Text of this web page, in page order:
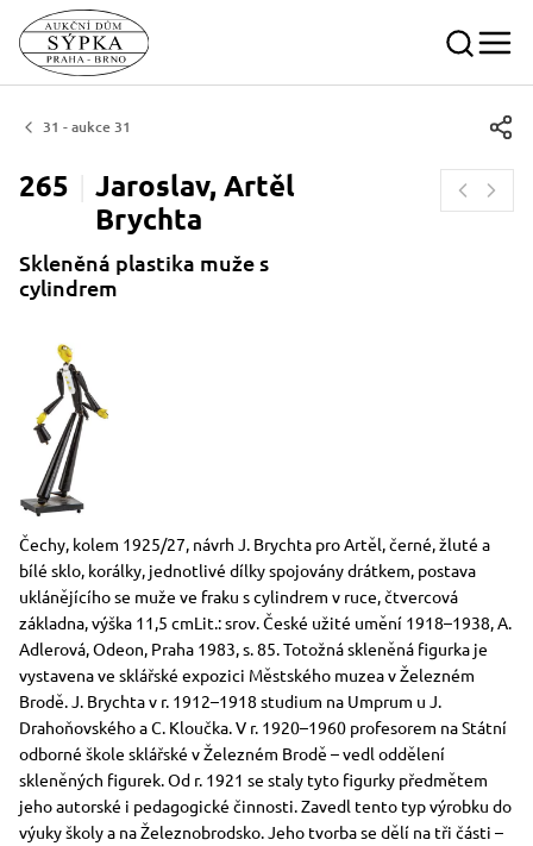
31 - aukce 31
265
Jaroslav, Artěl
Brychta
Skleněná plastika muže s
cylindrem
Rozměry
Stručný popis předmětu
Čechy, kolem 1925/27, návrh J. Brychta pro Artěl, černé, žluté a
bílé sklo, korálky, jednotlivé dílky spojovány drátkem, postava
uklánějícího se muže ve fraku s cylindrem v ruce, čtvercová
základna, výška 11,5 cmLit.: srov. České užité umění 1918–1938, A.
Adlerová, Odeon, Praha 1983, s. 85. Totožná skleněná figurka je
vystavena ve sklářské expozici Městského muzea v Železném
Brodě. J. Brychta v r. 1912–1918 studium na Umprum u J.
Drahoňovského a C. Kloučka. V r. 1920–1960 profesorem na Státní
odborné škole sklářské v Železném Brodě – vedl oddělení
skleněných figurek. Od r. 1921 se staly tyto figurky předmětem
jeho autorské i pedagogické činnosti. Zavedl tento typ výrobku do
výuky školy a na Železnobrodsko. Jeho tvorba se dělí na tři části –